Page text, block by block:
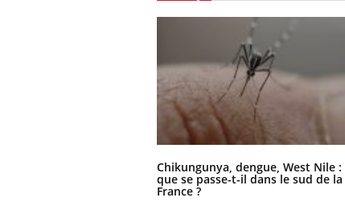
Chikungunya, dengue, West Nile :
que se passe-t-il dans le sud de la
France ?